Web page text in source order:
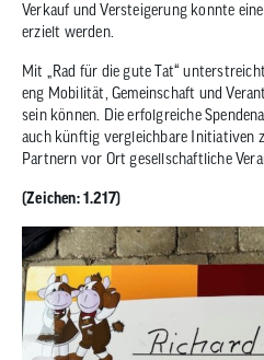
Verkauf und Versteigerung konnte
erzielt werden.
Mit „Rad für die gute Tat“
eng Mobilität, Gemeinschaft und
sein können. Die erfolgreiche
auch künftig vergleichbare Initiativen
Partnern vor Ort gesellschaftliche
(Zeichen: 1.217)